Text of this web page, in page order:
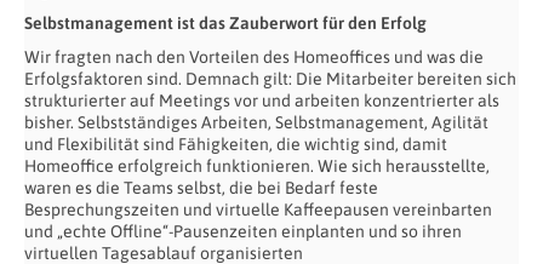
Selbstmanagement ist das Zauberwort für den Erfolg
Wir fragten nach den Vorteilen des Homeoffices und was die
Erfolgsfaktoren sind. Demnach gilt: Die Mitarbeiter bereiten sich
strukturierter auf Meetings vor und arbeiten konzentrierter als
bisher. Selbstständiges Arbeiten, Selbstmanagement, Agilität
und Flexibilität sind Fähigkeiten, die wichtig sind, damit
Homeoffice erfolgreich funktionieren. Wie sich herausstellte,
waren es die Teams selbst, die bei Bedarf feste
Besprechungszeiten und virtuelle Kaffeepausen vereinbarten
und „echte Offline“-Pausenzeiten einplanten und so ihren
virtuellen Tagesablauf organisierten